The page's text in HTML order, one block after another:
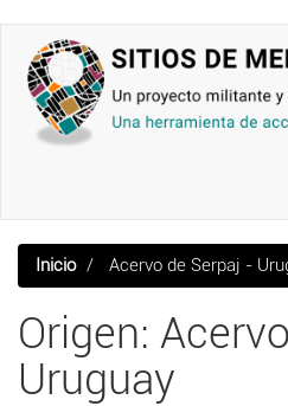
contenido
principal
Inicio Acervo de Serpaj -
Origen:
Uruguay